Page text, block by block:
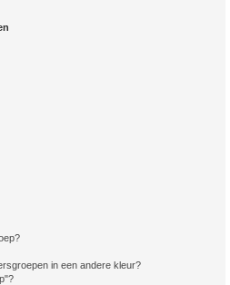
in een andere kleur?